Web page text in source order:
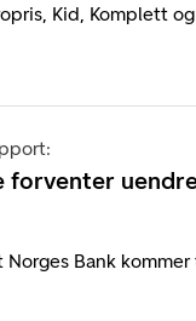
Kid, Komplett
forventer
Norges Bank